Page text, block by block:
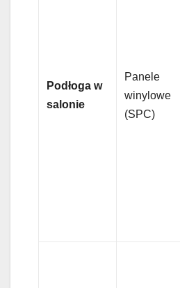
Podłoga w
salonie
Panele
winylowe
(SPC)